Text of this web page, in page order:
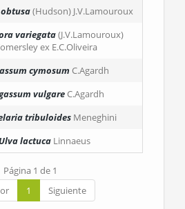
(Hudson) J.V.Lamouroux
variegata(J.V.Lamouroux)
ex E.C.Oliveira
cymosum C.Agardh
vulgareC.Agardh
tribuloides Meneghini
Ulva lactuca Linnaeus
Página 1 de 1
1 Siguiente